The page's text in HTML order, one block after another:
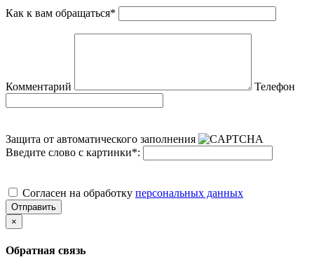
Как к вам обращаться*
Комментарий Телефон
Защита от автоматического заполнения
Введите слово с картинки*:
Cогласен на обработку персональных данных
Отправить
×
Обратная связь